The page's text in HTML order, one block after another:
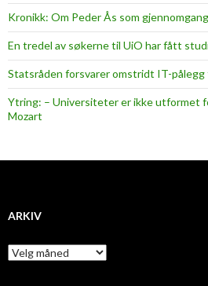
Kronikk: Om Peder Ås som
En tredel av søkerne til UiO har fått
Statsråden forsvarer omstridt IT-pålegg
Ytring: – Universiteter er ikke utformet
Mozart
ARKIV
A
r